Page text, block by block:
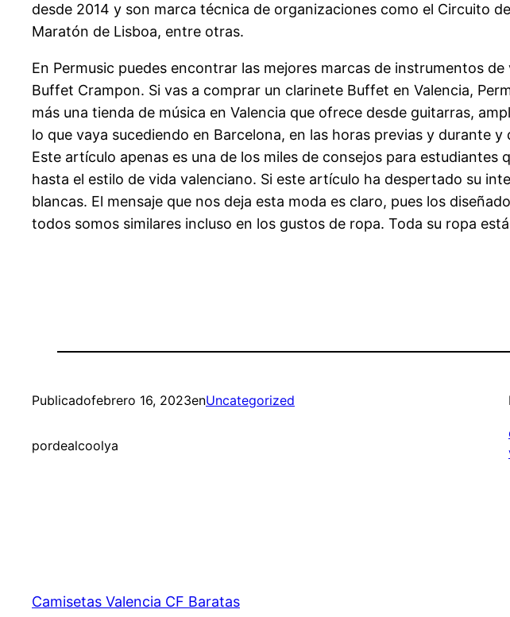
desde 2014 y son marca técnica de organizaciones como el Circuito
Maratón de Lisboa, entre otras.
En Permusic puedes encontrar las mejores marcas de instrumentos
Buffet Crampon. Si vas a comprar un clarinete Buffet en Valencia,
más una tienda de música en Valencia que ofrece desde guitarras,
lo que vaya sucediendo en Barcelona, en las horas previas y durante
Este artículo apenas es una de los miles de consejos para
hasta el estilo de vida valenciano. Si este artículo ha despertado su
blancas. El mensaje que nos deja esta moda es claro, pues los
todos somos similares incluso en los gustos de ropa. Toda su ropa
Publicadofebrero 16, 2023enUncategorized
pordealcoolya
Camisetas Valencia CF Baratas